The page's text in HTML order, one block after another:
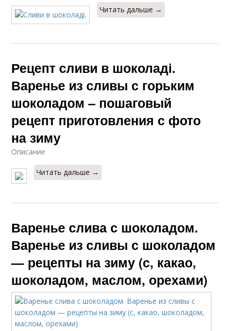
Читать дальше →
Рецепт сливи в шоколаді.
Варенье из сливы с горьким
шоколадом – пошаговый
рецепт приготовления с фото
на зиму
Описание
Читать дальше →
Варенье слива с шоколадом.
Варенье из сливы с шоколадом
— рецепты на зиму (с, какао,
шоколадом, маслом, орехами)